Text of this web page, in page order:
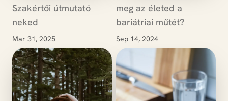
Szakértői útmutató
neked
Mar 31, 2025
meg az életed a
bariátriai műtét?
Sep 14, 2024